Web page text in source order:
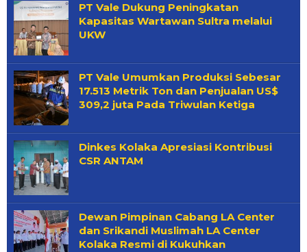
PT Vale Dukung Peningkatan
Kapasitas Wartawan Sultra melalui
UKW
PT Vale Umumkan Produksi Sebesar
17.513 Metrik Ton dan Penjualan US$
309,2 juta Pada Triwulan Ketiga
Dinkes Kolaka Apresiasi Kontribusi
CSR ANTAM
Dewan Pimpinan Cabang LA Center
dan Srikandi Muslimah LA Center
Kolaka Resmi di Kukuhkan